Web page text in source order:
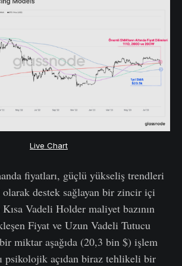
Live Chart
fiyatları, güçlü yükseliş trendleri
olarak destek sağlayan bir zincir içi
Vadeli Holder maliyet bazının
Fiyat ve Uzun Vadeli Tutucu
miktar aşağıda (20,3 bin $) işlem
psikolojik açıdan biraz tehlikeli bir